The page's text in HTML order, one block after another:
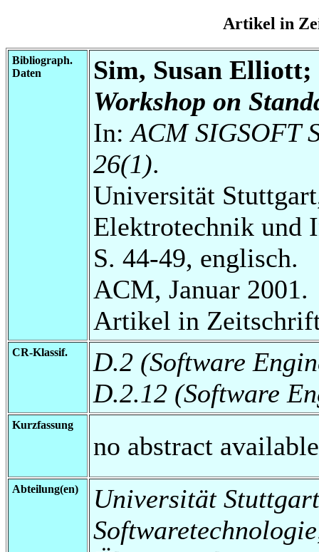
Artikel in
Bibliograph.
Daten
Sim, Susan
Workshop on
In:ACM SIGSOFT
26(1).
Universität
Elektrotechnik und
S. 44-49, englisch.
ACM, Januar 2001.
Artikel in
CR-Klassif.
D.2 (Software
D.2.12 (Software
Kurzfassung
no abstract available
Abteilung(en)
Universität